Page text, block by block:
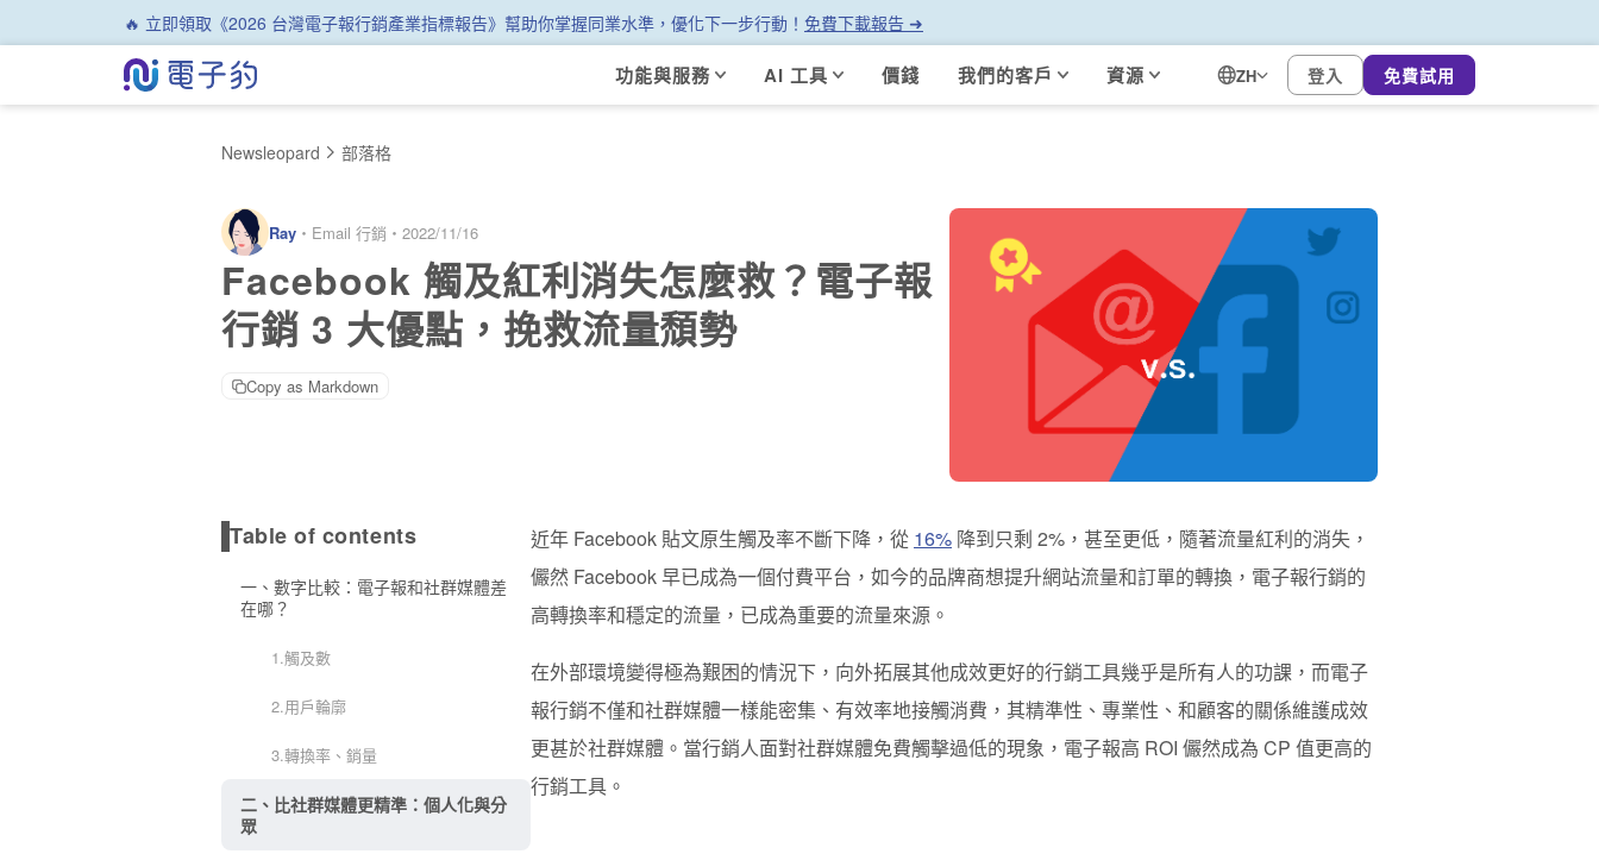
🔥 立即領取《2026 台灣電子報行銷產業指標報告》幫助你掌握同業水準，優化下一步行動！ 免費下載報告 ➜
功能與服務 AI 工具 價錢 我們的客戶 資源 ZH 登入 免費試用
Newsleopard 部落格
Ray ・ Email 行銷 ・ 2022/11/16
Facebook 觸及紅利消失怎麼救？電子報
行銷 3 大優點，挽救流量頹勢
Copy as Markdown
Table of contents
一、數字比較：電子報和社群媒體差
在哪？
1.觸及數
2.用戶輪廓
3.轉換率、銷量
二、比社群媒體更精準：個人化與分
眾
近年 Facebook 貼文原生觸及率不斷下降，從 16% 降到只剩 2%，甚至更低，隨著流量紅利的消失，
儼然 Facebook 早已成為一個付費平台，如今的品牌商想提升網站流量和訂單的轉換，電子報行銷的
高轉換率和穩定的流量，已成為重要的流量來源。
在外部環境變得極為艱困的情況下，向外拓展其他成效更好的行銷工具幾乎是所有人的功課，而電子
報行銷不僅和社群媒體一樣能密集、有效率地接觸消費，其精準性、專業性、和顧客的關係維護成效
更甚於社群媒體。當行銷人面對社群媒體免費觸擊過低的現象，電子報高 ROI 儼然成為 CP 值更高的
行銷工具。